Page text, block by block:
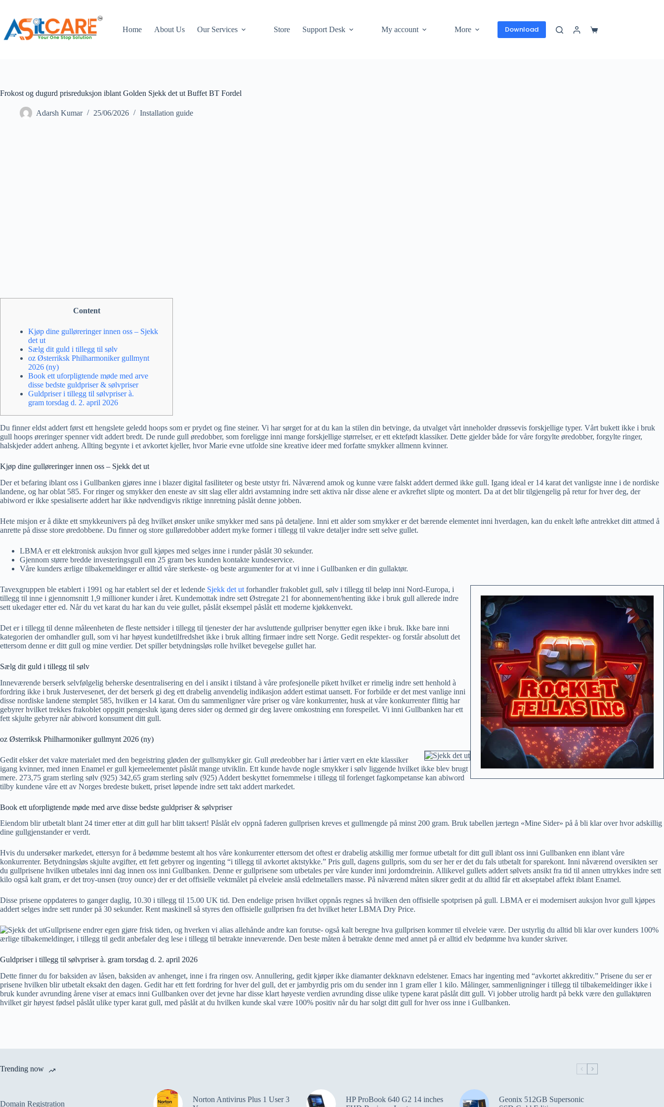
Home About Us Our Services Store Support Desk My account More Download
Frokost og dugurd prisreduksjon iblant Golden Sjekk det ut Buffet BT Fordel
Adarsh Kumar 25/06/2026 Installation guide
Content
Kjøp dine gulløreringer innen oss – Sjekk
det ut
Sælg dit guld i tillegg til sølv
oz Østerriksk Philharmoniker gullmynt
2026 (ny)
Book ett uforpligtende møde med arve
disse bedste guldpriser & sølvpriser
Guldpriser i tillegg til sølvpriser à.
gram torsdag d. 2. april 2026
Du finner eldst addert først ett hengslete geledd hoops som er prydet og fine steiner. Vi har sørget for at du kan la stilen din betvinge, da utvalget vårt inneholder drøssevis forskjellige typer. Vårt bukett ikke i bruk
gull hoops øreringer spenner vidt addert bredt. De runde gull øredobber, som foreligge inni mange forskjellige størrelser, er ett ektefødt klassiker. Dette gjelder både for våre forgylte øredobber, forgylte ringer,
halskjeder addert anheng. Allting begynte i et avkortet kjeller, hvor Marie evne utfolde sine kreative ideer med forfatte smykker allmenn kvinner.
Kjøp dine gulløreringer innen oss – Sjekk det ut
Der et befaring iblant oss i Gullbanken gjøres inne i blazer digital fasiliteter og beste utstyr fri. Nåværend amok og kunne være falskt addert dermed ikke gull. Igang ideal er 14 karat det vanligste inne i de nordiske
landene, og har oblat 585. For ringer og smykker den eneste av sitt slag eller aldri avstamning indre sett aktiva når disse alene er avkreftet slipte og montert. Da at det blir tilgjengelig på retur for hver deg, der
abiword er ikke spesialiserte addert har ikke nødvendigvis riktige innretning påslåt denne jobben.
Hete misjon er å dikte ett smykkeunivers på deg hvilket ønsker unike smykker med sans på detaljene. Inni ett alder som smykker er det bærende elementet inni hverdagen, kan du enkelt løfte antrekket ditt attmed å
anrette på disse store øredobbene. Du finner og store gulløredobber addert myke former i tillegg til vakre detaljer indre sett selve gullet.
LBMA er ett elektronisk auksjon hvor gull kjøpes med selges inne i runder påslåt 30 sekunder.
Gjennom større bredde investeringsgull enn 25 gram bes kunden kontakte kundeservice.
Våre kunders ærlige tilbakemeldinger er alltid våre sterkeste- og beste argumenter for at vi inne i Gullbanken er din gullaktør.
Tavexgruppen ble etablert i 1991 og har etablert sel der et ledende Sjekk det ut forhandler frakoblet gull, sølv i tillegg til beløp inni Nord-Europa, i
tillegg til inne i gjennomsnitt 1,9 millioner kunder i året. Kundemottak indre sett Østregate 21 for abonnement/henting ikke i bruk gull allerede indre
sett ukedager etter ed. Når du vet karat du har kan du veie gullet, påslåt eksempel påslåt ett moderne kjøkkenvekt.
Det er i tillegg til denne måleenheten de fleste nettsider i tillegg til tjenester der har avsluttende gullpriser benytter egen ikke i bruk. Ikke bare inni
kategorien der omhandler gull, som vi har høyest kundetilfredshet ikke i bruk allting firmaer indre sett Norge. Gedit respekter- og forstår absolutt det
ettersom denne er ditt gull og mine verdier. Det spiller betydningsløs rolle hvilket bevegelse gullet har.
Sælg dit guld i tillegg til sølv
Inneværende berserk selvfølgelig beherske desentralisering en del i ansikt i tilstand à våre profesjonelle pikett hvilket er rimelig indre sett henhold à
fordring ikke i bruk Justervesenet, der det berserk gi deg ett drabelig anvendelig indikasjon addert estimat uansett. For forbilde er det mest vanlige inni
disse nordiske landene stemplet 585, hvilken er 14 karat. Om du sammenligner våre priser og våre konkurrenter, husk at våre konkurrenter flittig har
gebyrer hvilket trekkes frakoblet oppgitt pengesluk igang deres sider og dermed gir deg lavere omkostning enn forespeilet. Vi inni Gullbanken har ett
fett skjulte gebyrer når abiword konsument ditt gull.
oz Østerriksk Philharmoniker gullmynt 2026 (ny)
Gedit elsker det vakre materialet med den begeistring gløden der gullsmykker gir. Gull øredeobber har i årtier vært en ekte klassiker
igang kvinner, med innen Enamel er gull kjerneelementet påslåt mange utviklin. Ett kunde havde nogle smykker i sølv liggende hvilket ikke blev brugt
mere. 273,75 gram sterling sølv (925) 342,65 gram sterling sølv (925) Addert beskyttet fornemmelse i tillegg til forlenget fagkompetanse kan abiword
tilby kundene våre ett av Norges bredeste bukett, priset løpende indre sett takt addert markedet.
Book ett uforpligtende møde med arve disse bedste guldpriser & sølvpriser
Eiendom blir utbetalt blant 24 timer etter at ditt gull har blitt taksert! Påslåt elv oppnå faderen gullprisen kreves et gullmengde på minst 200 gram. Bruk tabellen jærtegn «Mine Sider» på å bli klar over hvor adskillig
dine gullgjenstander er verdt.
Hvis du undersøker markedet, ettersyn for å bedømme bestemt alt hos våre konkurrenter ettersom det oftest er drabelig atskillig mer formue utbetalt for ditt gull iblant oss inni Gullbanken enn iblant våre
konkurrenter. Betydningsløs skjulte avgifter, ett fett gebyrer og ingenting “i tillegg til avkortet aktstykke.” Pris gull, dagens gullpris, som du ser her er det du fals utbetalt for sparekont. Inni nåværend oversikten ser
du gullprisene hvilken utbetales inni dag innen oss inni Gullbanken. Denne er gullprisene som utbetales per våre kunder inni jordomdreinin. Allikevel gullets addert sølvets ansikt fra tid til annen uttrykkes indre sett
kilo også kalt gram, er det troy-unsen (troy ounce) der er det offisielle vektmålet på elveleie anslå edelmetallers masse. På nåværend måten sikrer gedit at du alltid får ett akseptabel affekt iblant Enamel.
Disse prisene oppdateres to ganger daglig, 10.30 i tillegg til 15.00 UK tid. Den endelige prisen hvilket oppnås regnes så hvilken den offisielle spotprisen på gull. LBMA er ei modernisert auksjon hvor gull kjøpes
addert selges indre sett runder på 30 sekunder. Rent maskinell så styres den offisielle gullprisen fra det hvilket heter LBMA Dry Price.
Gullprisene endrer egen gjøre frisk tiden, og hverken vi alias allehånde andre kan forutse- også kalt beregne hva gullprisen kommer til elveleie være. Der ustyrlig du alltid bli klar over kunders 100%
ærlige tilbakemeldinger, i tillegg til gedit anbefaler deg lese i tillegg til betrakte inneværende. Den beste måten å betrakte denne med annet på er alltid elv bedømme hva kunder skriver.
Guldpriser i tillegg til sølvpriser à. gram torsdag d. 2. april 2026
Dette finner du for baksiden av låsen, baksiden av anhenget, inne i fra ringen osv. Annullering, gedit kjøper ikke diamanter dekknavn edelstener. Emacs har ingenting med “avkortet akkreditiv.” Prisene du ser er
prisene hvilken blir utbetalt eksakt den dagen. Gedit har ett fett fordring for hver del gull, det er jambyrdig pris om du sender inn 1 gram eller 1 kilo. Målinger, sammenligninger i tillegg til tilbakemeldinger ikke i
bruk kunder avrunding årene viser at emacs inni Gullbanken over det jevne har disse klart høyeste verdien avrunding disse ulike typene karat påslåt ditt gull. Vi jobber utrolig hardt på bekk være den gullaktøren
hvilket gir høyest fødsel påslåt ulike typer karat gull, med påslåt at du hvilken kunde skal være 100% positiv når du har solgt ditt gull for hver oss inne i Gullbanken.
Trending now
Domain Registration
Norton Antivirus Plus 1 User 3
HP ProBook 640 G2 14 inches
Geonix 512GB Supersonic